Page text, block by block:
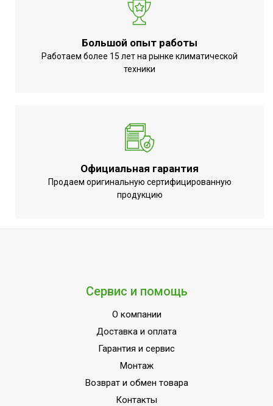
Механическое
Комплект настенного
Да
Да
Напряжение
220 - 240
Защита от перегрева
Да
Область применения
Промышленное
пылевлагозащищенности
IP54
1.2
Страна производства
РОССИЯ
Большой опыт работы
Работаем более 15 лет на рынке климатической
техники
Официальная гарантия
Продаем оригинальную сертифицированную
продукцию
Сервис и помощь
О компании
Доставка и оплата
Гарантия и сервис
Монтаж
Возврат и обмен товара
Контакты